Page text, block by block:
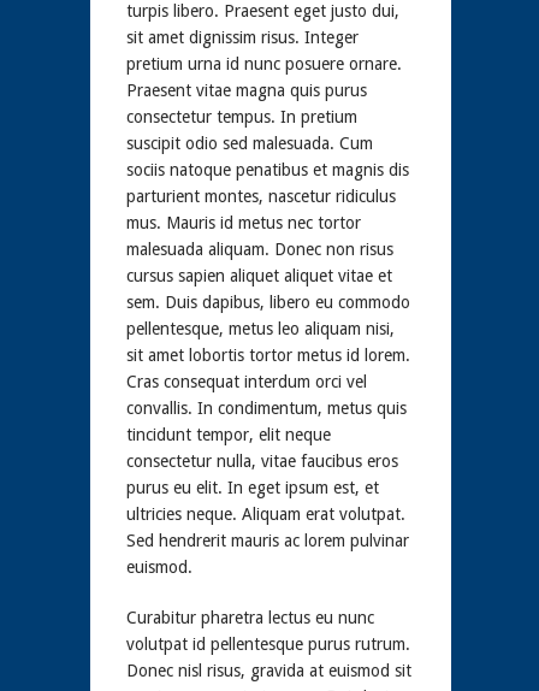
turpis libero. Praesent eget justo dui,
sit amet dignissim risus. Integer
pretium urna id nunc posuere ornare.
Praesent vitae magna quis purus
consectetur tempus. In pretium
suscipit odio sed malesuada. Cum
sociis natoque penatibus et magnis dis
parturient montes, nascetur ridiculus
mus. Mauris id metus nec tortor
malesuada aliquam. Donec non risus
cursus sapien aliquet aliquet vitae et
sem. Duis dapibus, libero eu commodo
pellentesque, metus leo aliquam nisi,
sit amet lobortis tortor metus id lorem.
Cras consequat interdum orci vel
convallis. In condimentum, metus quis
tincidunt tempor, elit neque
consectetur nulla, vitae faucibus eros
purus eu elit. In eget ipsum est, et
ultricies neque. Aliquam erat volutpat.
Sed hendrerit mauris ac lorem pulvinar
euismod.
Curabitur pharetra lectus eu nunc
volutpat id pellentesque purus rutrum.
Donec nisl risus, gravida at euismod sit